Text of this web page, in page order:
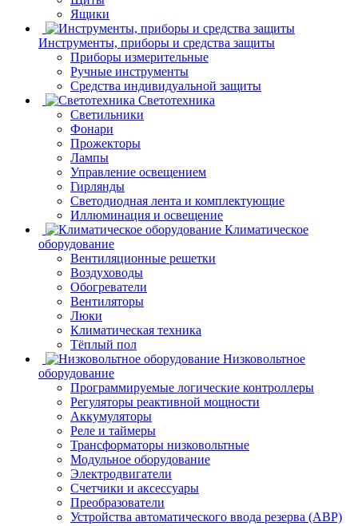
Ящики
Инструменты, приборы и средства защиты
Приборы измерительные
Ручные инструменты
Средства индивидуальной защиты
Светотехника
Светильники
Фонари
Прожекторы
Лампы
Управление освещением
Гирлянды
Светодиодная лента и комплектующие
Иллюминация и освещение
Климатическое
оборудование
Вентиляционные решетки
Воздуховоды
Обогреватели
Вентиляторы
Люки
Климатическая техника
Тёплый пол
Низковольтное
оборудование
Программируемые логические контроллеры
Регуляторы реактивной мощности
Аккумуляторы
Реле и таймеры
Трансформаторы низковольтные
Модульное оборудование
Электродвигатели
Счетчики и аксессуары
Преобразователи
Устройства автоматического ввода резерва (АВР)